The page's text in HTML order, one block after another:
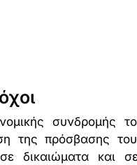
συνδρομής
της πρόσβασης
δικαιώματα και